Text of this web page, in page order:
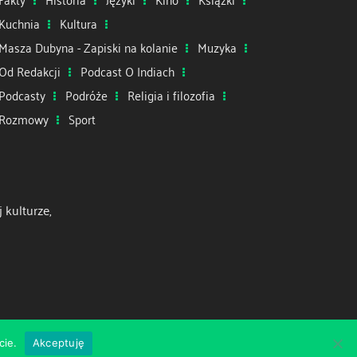
Kuchnia
Kultura
Masza Dubyna - Zapiski na kolanie
Muzyka
Od Redakcji
Podcast O Indiach
Podcasty
Podróże
Religia i filozofia
Rozmowy
Sport
Zespół Misja
Akceptuję